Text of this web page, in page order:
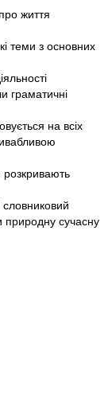
життя
теми з основних
граматичні
на всіх
розкривають
природну сучасну